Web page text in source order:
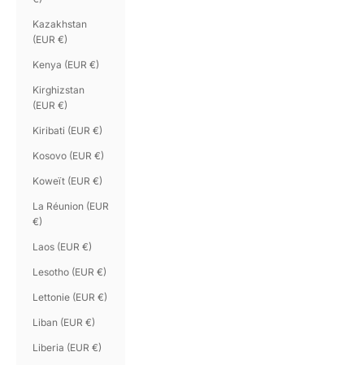
Kazakhstan
(EUR €)
Kenya (EUR €)
Kirghizstan
(EUR €)
Kiribati (EUR €)
Kosovo (EUR €)
Koweït (EUR €)
La Réunion (EUR
€)
Laos (EUR €)
Lesotho (EUR €)
Lettonie (EUR €)
Liban (EUR €)
Liberia (EUR €)